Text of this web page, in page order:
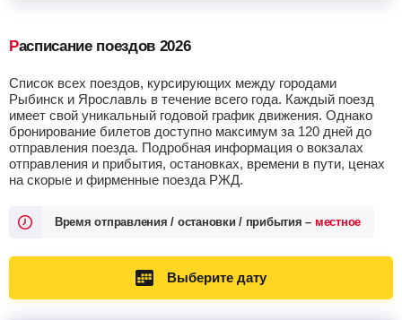
Расписание поездов 2026
Список всех поездов, курсирующих между городами
Рыбинск и Ярославль в течение всего года. Каждый поезд
имеет свой уникальный годовой график движения. Однако
бронирование билетов доступно максимум за 120 дней до
отправления поезда. Подробная информация о вокзалах
отправления и прибытия, остановках, времени в пути, ценах
на скорые и фирменные поезда РЖД.
Время отправления / остановки / прибытия – местное
Выберите дату